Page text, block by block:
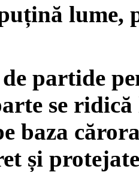
lume,
partide
se ridică
baza
și